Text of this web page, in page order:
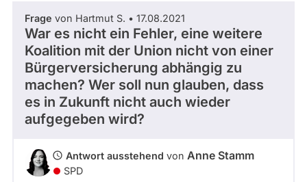
Frage von Hartmut S. • 17.08.2021
War es nicht ein Fehler, eine weitere
Koalition mit der Union nicht von einer
Bürgerversicherung abhängig zu
machen? Wer soll nun glauben, dass
es in Zukunft nicht auch wieder
aufgegeben wird?
Antwort ausstehend von Anne Stamm
SPD